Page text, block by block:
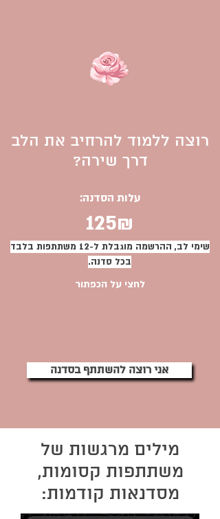
רוצה ללמוד להרחיב את הלב
דרך שירה?
עלות הסדנה:
125₪
שימי לב, ההרשמה מוגבלת ל-12 משתתפות בלבד
בכל סדנה.
לחצי על הכפתור
אני רוצה להשתתף בסדנה
מילים מרגשות של
משתתפות קסומות,
מסדנאות קודמות: